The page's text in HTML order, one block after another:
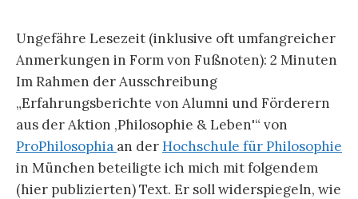
Ungefähre Lesezeit (inklusive oft umfangreicher
Anmerkungen in Form von Fußnoten): 2 Minuten
Im Rahmen der Ausschreibung
„Erfahrungsberichte von Alumni und Förderern
aus der Aktion ‚Philosophie & Leben'“ von
ProPhilosophia an derHochschule für Philosophie
in München beteiligte ich mich mit folgendem
(hier publizierten) Text. Er soll widerspiegeln, wie